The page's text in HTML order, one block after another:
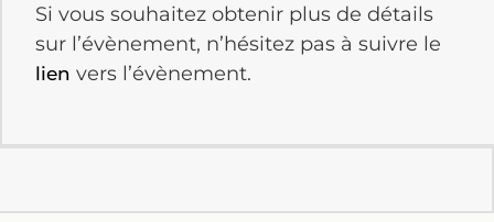
Si vous souhaitez obtenir plus de détails
sur l’évènement, n’hésitez pas à suivre le
lien vers l’évènement.